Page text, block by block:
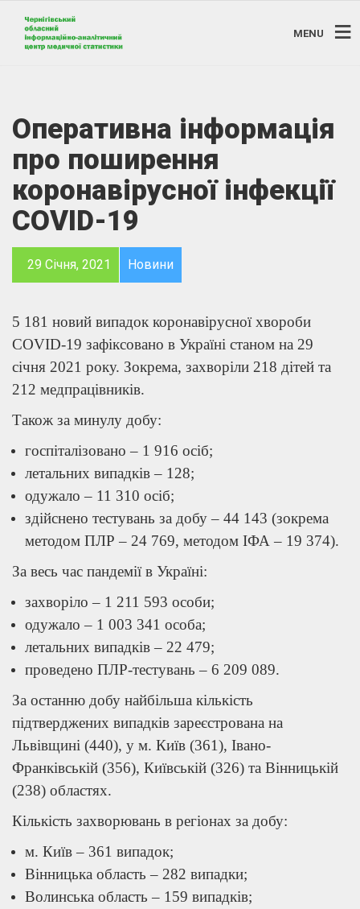
MENU
Оперативна інформація
про поширення
коронавірусної інфекції
COVID-19
29 Січня, 2021 Новини
5 181 новий випадок коронавірусної хвороби
COVID-19 зафіксовано в Україні станом на 29
січня 2021 року. Зокрема, захворіли 218 дітей та
212 медпрацівників.
Також за минулу добу:
госпіталізовано – 1 916 осіб;
летальних випадків – 128;
одужало – 11 310 осіб;
здійснено тестувань за добу – 44 143 (зокрема
методом ПЛР – 24 769, методом ІФА – 19 374).
За весь час пандемії в Україні:
захворіло – 1 211 593 особи;
одужало – 1 003 341 особа;
летальних випадків – 22 479;
проведено ПЛР-тестувань – 6 209 089.
За останню добу найбільша кількість
підтверджених випадків зареєстрована на
Львівщині (440), у м. Київ (361), Івано-
Франківській (356), Київській (326) та Вінницькій
(238) областях.
Кількість захворювань в регіонах за добу:
м. Київ – 361 випадок;
Вінницька область – 282 випадки;
Волинська область – 159 випадків;